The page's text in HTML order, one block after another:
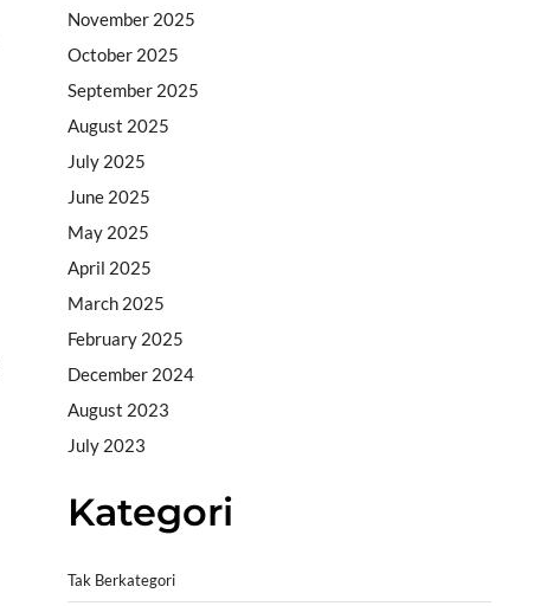
November 2025
October 2025
September 2025
August 2025
July 2025
June 2025
May 2025
April 2025
March 2025
February 2025
December 2024
August 2023
July 2023
Kategori
Tak Berkategori